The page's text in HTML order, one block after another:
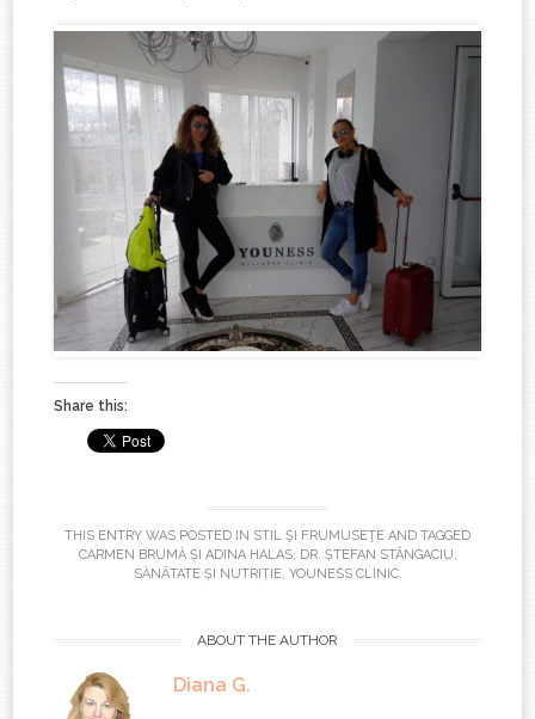
Share this:
THIS ENTRY WAS POSTED IN STIL ŞI FRUMUSEŢE AND TAGGED
CARMEN BRUMĂ ȘI ADINA HALAS, DR. ȘTEFAN STÂNGACIU,
SĂNĂTATE ȘI NUTRIȚIE, YOUNESS CLINIC.
ABOUT THE AUTHOR
Diana G.